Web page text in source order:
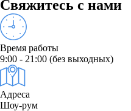
Свяжитесь с нами
Время работы
9:00 - 21:00 (без выходных)
Адреса
Шоу-рум